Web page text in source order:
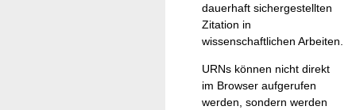
dauerhaft sichergestellten
Zitation in
wissenschaftlichen Arbeiten.
URNs können nicht direkt
im Browser aufgerufen
werden, sondern werden